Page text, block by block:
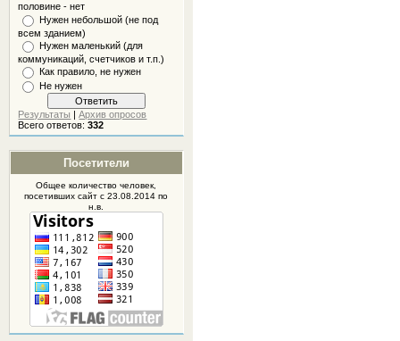
половине - нет
Нужен небольшой (не под
всем зданием)
Нужен маленький (для
коммуникаций, счетчиков и т.п.)
Как правило, не нужен
Не нужен
Результаты |Архив опросов
Всего ответов:332
Посетители
Общее количество человек,
посетившихсайтс 23.08.2014 по
н.в.